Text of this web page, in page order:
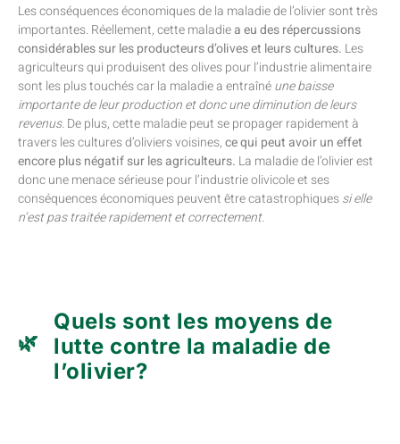
Les conséquences économiques de la maladie de l’olivier sont très
importantes. Réellement, cette maladiea eu des répercussions
considérables sur les producteurs d’olives et leurs cultures. Les
agriculteurs qui produisent des olives pour l’industrie alimentaire
sont les plus touchés car la maladie a entraînéune baisse
importante de leur production et donc une diminution de leurs
revenus.De plus, cette maladie peut se propager rapidement à
travers les cultures d’oliviers voisines,ce qui peut avoir un effet
encore plus négatif sur les agriculteurs. La maladie de l’olivier est
donc une menace sérieuse pour l’industrie olivicole et ses
conséquences économiques peuvent être catastrophiquessi elle
n’est pas traitée rapidement et correctement.
Quels sont les moyens de
lutte contre la maladie de
l’olivier?